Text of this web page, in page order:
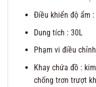
Điều khiển độ ẩm
Dung tích : 30L
Phạm vi điều
Khay chứa đồ :
chống trơn trượt